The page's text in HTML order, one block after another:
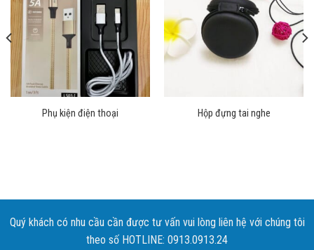
Phụ kiện điện thoại Hộp đựng tai nghe
Quý khách có nhu cầu cần được tư vấn vui lòng liên hệ với chúng tôi
theo số HOTLINE: 0913.0913.24